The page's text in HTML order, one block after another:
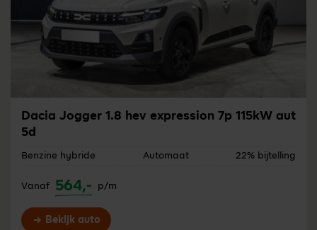
Dacia Jogger 1.8 hev expression 7p 115kW aut
5d
Benzine hybride Automaat 22% bijtelling
Vanaf 564,- p/m
Bekijk auto